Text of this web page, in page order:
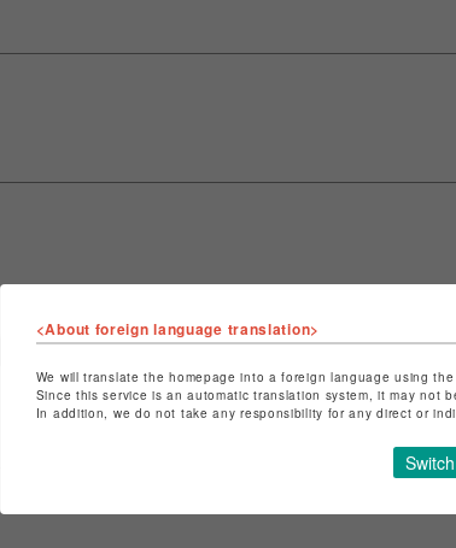
店舗名
特定商取引法など法令
ショップお問い合わせは
<About foreign language translation>
We will translate the homepage into a foreign language using
Since this service is an automatic translation system, it may not
In addition, we do not take any responsibility for any direct or